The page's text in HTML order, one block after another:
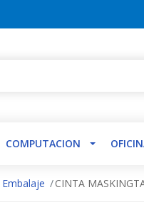
COMPUTACION
CINTA